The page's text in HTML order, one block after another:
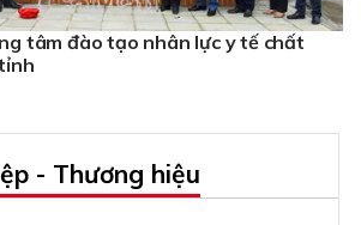
tâm đào tạo nhân lực y tế chất
- Thương hiệu